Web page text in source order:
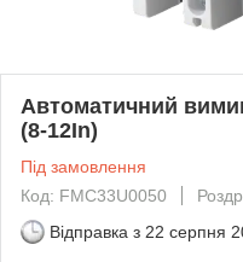
Автоматичний
(8-12In)
Під замовлення
Код: FMC33U0050
Відправка з 22 серпня